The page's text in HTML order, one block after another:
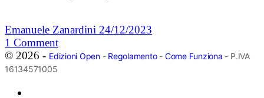
Emanuele Zanardini 24/12/2023
1 Comment
© 2026 - Edizioni Open- Regolamento- Come Funziona - P.IVA
16134571005